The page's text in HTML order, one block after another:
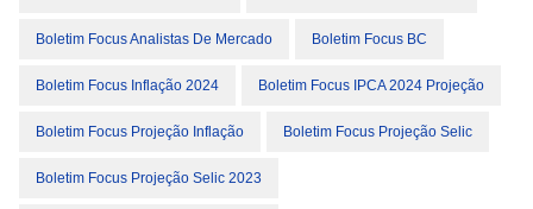
Boletim Focus Analistas De Mercado Boletim Focus BC
Boletim Focus Inflação 2024 Boletim Focus IPCA 2024 Projeção
Boletim Focus Projeção Inflação Boletim Focus Projeção Selic
Boletim Focus Projeção Selic 2023